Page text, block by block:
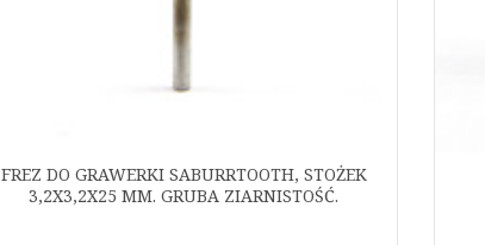
FREZ DO GRAWERKI SABURRTOOTH, STOŻEK
3,2X3,2X25 MM. GRUBA ZIARNISTOŚĆ.